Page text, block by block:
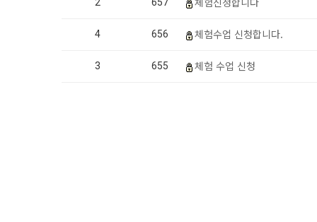
4 656 체험수업 신청합니다.
3 655 체험 수업 신청